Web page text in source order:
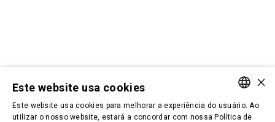
PORTUGUESE
×
Este website usa cookies
Este website usa cookies para melhorar a experiência do usuário. Ao
utilizar o nosso website, estará a concordar com nossa Política de